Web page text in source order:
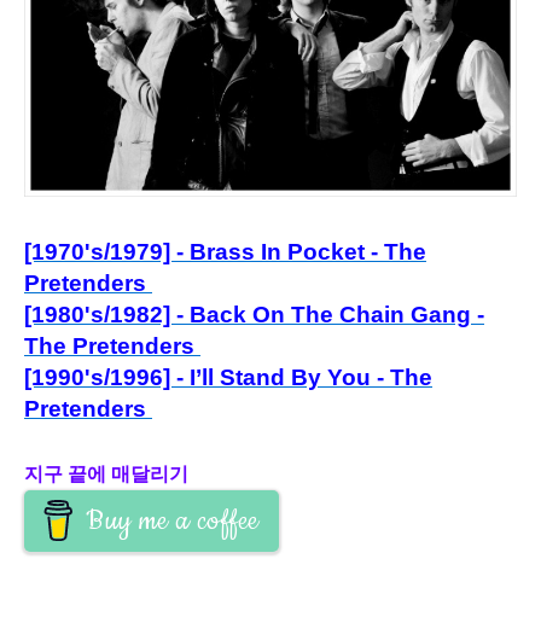
[1970's/1979] - Brass In Pocket - The
Pretenders
[1980's/1982] - Back On The Chain Gang -
The Pretenders
[1990's/1996] - I’ll Stand By You - The
Pretenders
지구 끝에 매달리기
Buy me a coffee